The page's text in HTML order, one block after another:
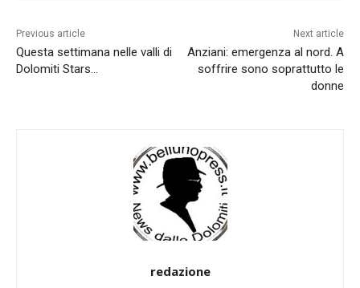
Previous article
Questa settimana nelle valli di
Dolomiti Stars…
Next article
Anziani: emergenza al nord. A
soffrire sono soprattutto le
donne
redazione